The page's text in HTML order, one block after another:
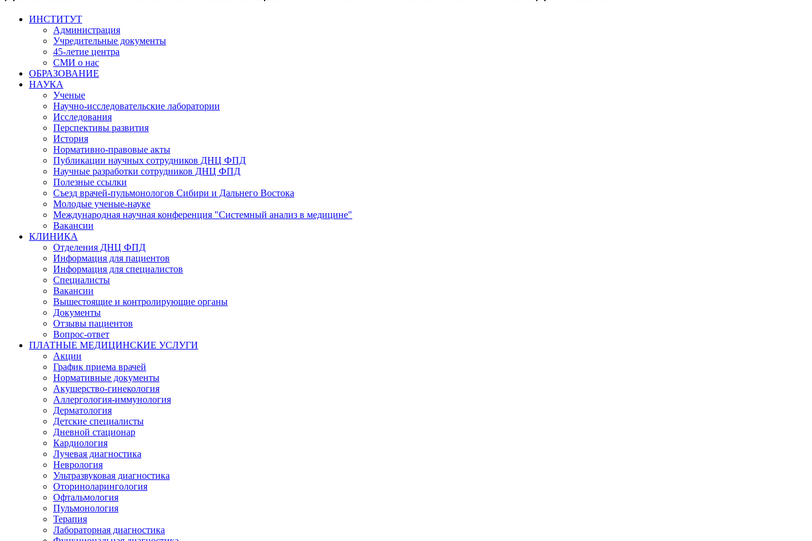
ИНСТИТУТ
Администрация
Учредительные документы
45-летие центра
СМИ о нас
ОБРАЗОВАНИЕ
НАУКА
Ученые
Научно-исследовательские лаборатории
Исследования
Перспективы развития
История
Нормативно-правовые акты
Публикации научных сотрудников ДНЦ ФПД
Научные разработки сотрудников ДНЦ ФПД
Полезные ссылки
Съезд врачей-пульмонологов Сибири и Дальнего Востока
Молодые ученые-науке
Международная научная конференция "Системный анализ в медицине"
Вакансии
КЛИНИКА
Отделения ДНЦ ФПД
Информация для пациентов
Информация для специалистов
Специалисты
Вакансии
Вышестоящие и контролирующие органы
Документы
Отзывы пациентов
Вопрос-ответ
ПЛАТНЫЕ МЕДИЦИНСКИЕ УСЛУГИ
Акции
График приема врачей
Нормативные документы
Акушерство-гинекология
Аллергология-иммунология
Дерматология
Детские специалисты
Дневной стационар
Кардиология
Лучевая диагностика
Неврология
Ультразвуковая диагностика
Оториноларингология
Офтальмология
Пульмонология
Терапия
Лабораторная диагностика